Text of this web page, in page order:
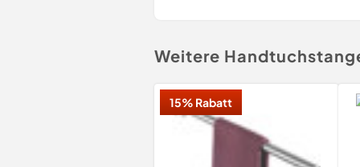
Weitere
15% Rabatt